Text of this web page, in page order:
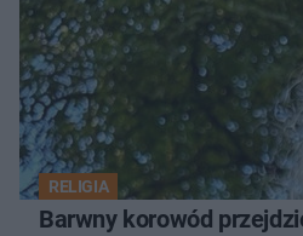
RELIGIA
Barwny korowód